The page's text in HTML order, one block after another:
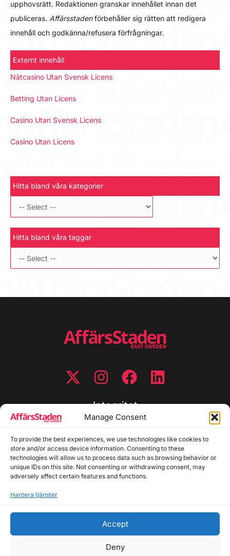
Manage Consent
To provide the best experiences, we use technologies like cookies to
store and/or access device information. Consenting to these
technologies will allow us to process data such as browsing behavior or
unique IDs on this site. Not consenting or withdrawing consent, may
adversely affect certain features and functions.
Hantera tjänster
Accept
Deny
upphovsrätt. Redaktionen granskar innehållet innan det
publiceras. Affärsstadenförbehåller sig rätten att redigera
innehåll och godkänna/refusera förfrågningar.
Externt innehåll
Nätcasino Utan Svensk Licens
Betting Utan Licens
Casino Utan Svensk Licens
Casino Utan Licens
Hitta bland våra kategorier
Hitta bland våra taggar
Integritet
Cookiepolicy
Disclaimer
Redaktionell policy
Utgivarinformation
Allmänna frågor: info@affarsstaden.se | Tipsa
annons@affarsstaden.se